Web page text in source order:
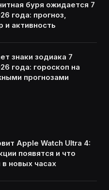
буря ожидается 7
года: прогноз,
и активность
знаки зодиака 7
года: гороскоп на
прогнозами
Apple Watch Ultra 4:
появятся и что
в новых часах